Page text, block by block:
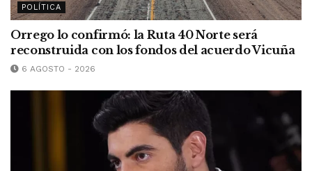
POLÍTICA
Orrego lo confirmó: la Ruta 40 Norte será
reconstruida con los fondos del acuerdo Vicuña
6 AGOSTO - 2026